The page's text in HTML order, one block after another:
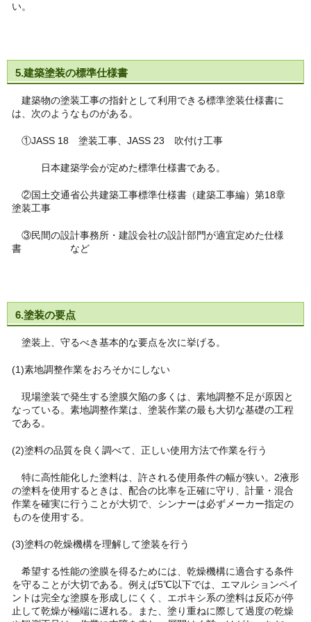
い。
5.建築塗装の標準仕様書
建築物の塗装工事の指針として利用できる標準塗装仕様書に
は、次のようなものがある。
①JASS 18 塗装工事、JASS 23 吹付け工事
日本建築学会が定めた標準仕様書である。
②国土交通省公共建築工事標準仕様書（建築工事編）第18章
塗装工事
③民間の設計事務所・建設会社の設計部門が適宜定めた仕様
書 など
6.塗装の要点
塗装上、守るべき基本的な要点を次に挙げる。
(1)素地調整作業をおろそかにしない
現場塗装で発生する塗膜欠陥の多くは、素地調整不足が原因と
なっている。素地調整作業は、塗装作業の最も大切な基礎の工程
である。
(2)塗料の品質を良く調べて、正しい使用方法で作業を行う
特に高性能化した塗料は、許される使用条件の幅が狭い。2液形
の塗料を使用するときは、配合の比率を正確に守り、計量・混合
作業を確実に行うことが大切で、シンナーは必ずメーカー指定の
ものを使用する。
(3)塗料の乾燥機構を理解して塗装を行う
希望する性能の塗膜を得るためには、乾燥機構に適合する条件
を守ることが大切である。例えば5℃以下では、エマルションペイ
ントは完全な塗膜を形成しにくく、エポキシ系の塗料は反応が停
止して乾燥が極端に遅れる。また、塗り重ねに際して過度の乾燥